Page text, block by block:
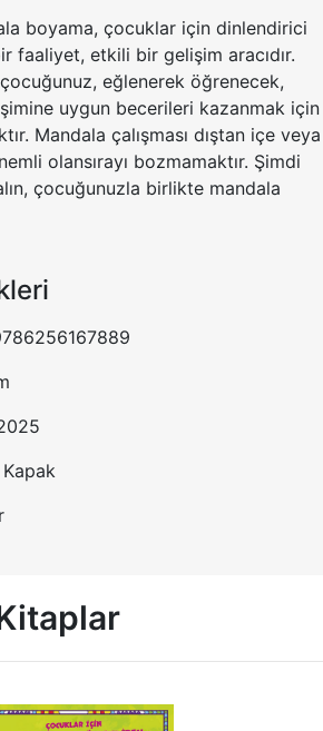
boyama, çocuklar için dinlendirici
faaliyet, etkili bir gelişim aracıdır.
eğlenerek öğrenecek,
uygun becerileri kazanmak için
Mandala çalışması dıştan içe veya
olansırayı bozmamaktır. Şimdi
çocuğunuzla birlikte mandala